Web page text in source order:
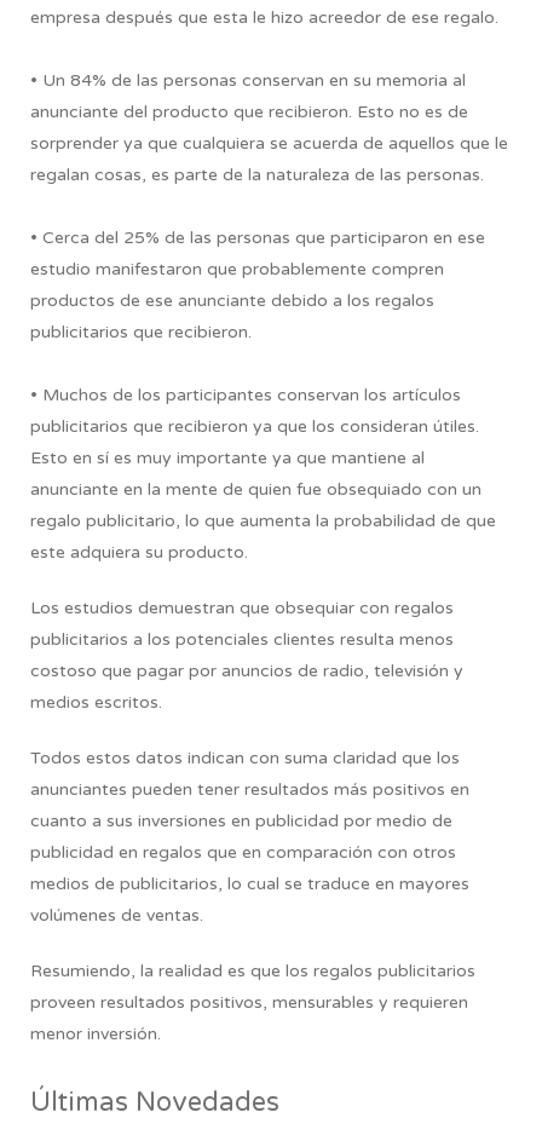
empresa después que esta le hizo acreedor de ese regalo.
• Un 84% de las personas conservan en su memoria al
anunciante del producto que recibieron. Esto no es de
sorprender ya que cualquiera se acuerda de aquellos que le
regalan cosas, es parte de la naturaleza de las personas.
• Cerca del 25% de las personas que participaron en ese
estudio manifestaron que probablemente compren
productos de ese anunciante debido a los regalos
publicitarios que recibieron.
• Muchos de los participantes conservan los artículos
publicitarios que recibieron ya que los consideran útiles.
Esto en sí es muy importante ya que mantiene al
anunciante en la mente de quien fue obsequiado con un
regalo publicitario, lo que aumenta la probabilidad de que
este adquiera su producto.
Los estudios demuestran que obsequiar con regalos
publicitarios a los potenciales clientes resulta menos
costoso que pagar por anuncios de radio, televisión y
medios escritos.
Todos estos datos indican con suma claridad que los
anunciantes pueden tener resultados más positivos en
cuanto a sus inversiones en publicidad por medio de
publicidad en regalos que en comparación con otros
medios de publicitarios, lo cual se traduce en mayores
volúmenes de ventas.
Resumiendo, la realidad es que los regalos publicitarios
proveen resultados positivos, mensurables y requieren
menor inversión.
Últimas Novedades